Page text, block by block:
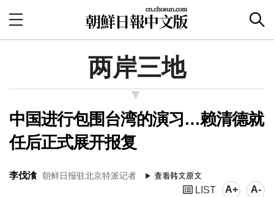
两岸三地
中国进行包围台湾的演习…赖清德就
任后正式展开报复
李伐湌 朝鲜日报驻北京特派记者
LIST A+ A-